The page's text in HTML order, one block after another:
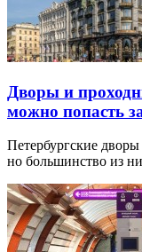
Дворы и
можно попасть
Петербургские
но большинство из